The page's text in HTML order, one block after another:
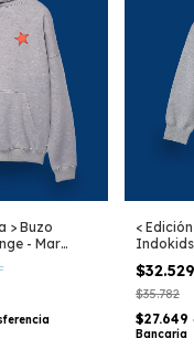
> Buzo
- Mar
<
$32.529
$35.782
$27.649
Bancaria